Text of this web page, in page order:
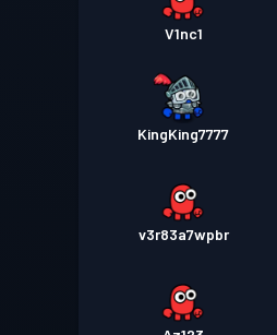
V1nc1
KingKing7777
v3r83a7wpbr